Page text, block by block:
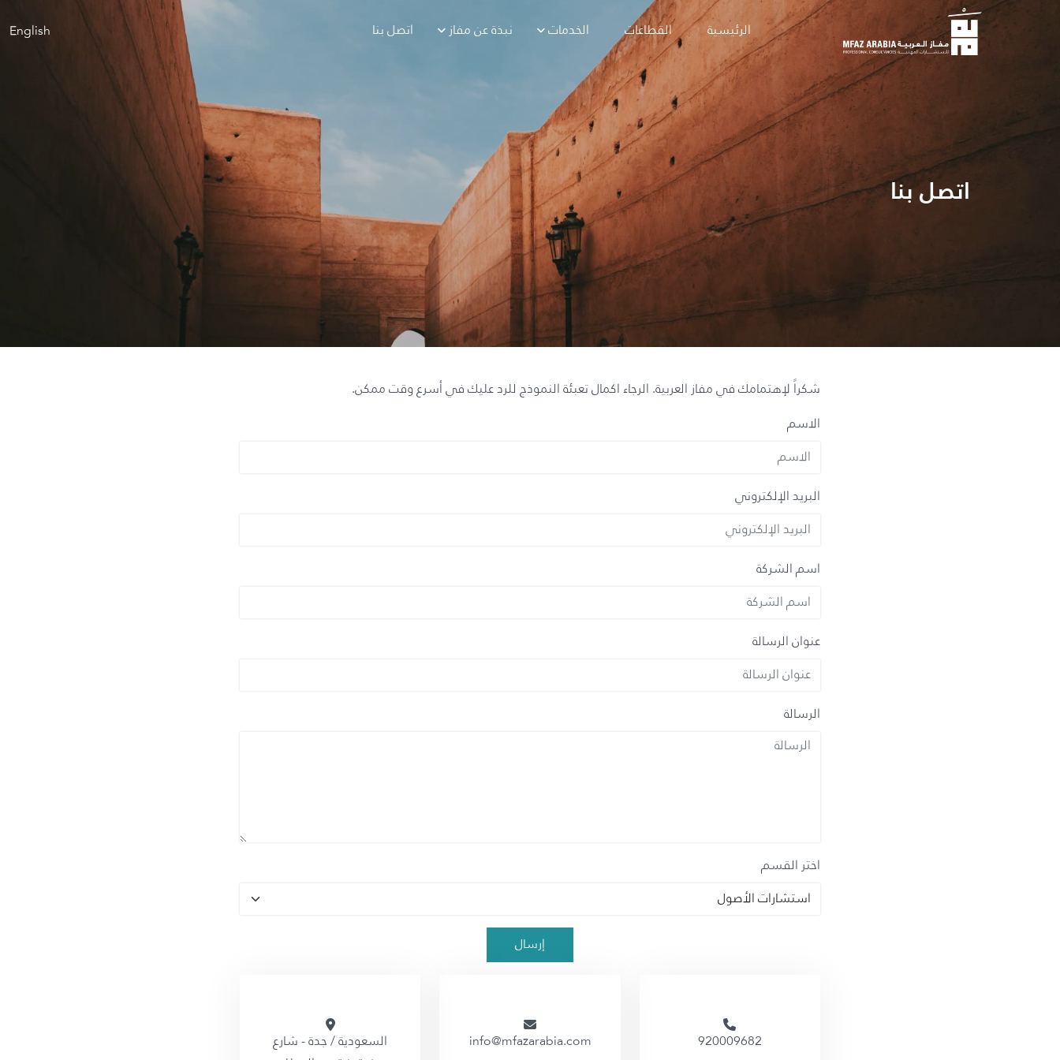
الرئيسية القطاعات الخدمات نبذة عن مفاز اتصل بنا English
اتصل بنا
شكراً لإهتمامك في مفاز العربية. الرجاء اكمال تعبئة النموذج للرد عليك في أسرع وقت ممكن.
الاسم
البريد الإلكتروني
اسم الشركة
عنوان الرسالة
الرسالة
اختر القسم
920009682
info@mfazarabia.com
السعودية / جدة - شارع